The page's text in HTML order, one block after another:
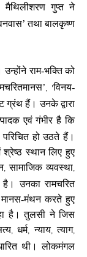
मैथिलीशरण गुप्त ने
तथा बालकृष्ण
राम-भक्ति को
, ’विनय-
ग्रंथ हैं। उनके द्वारा
एवं गंभीर है कि
हो उठते हैं।
स्थान लिए हुए
, सामाजिक व्यवस्था,
उनका रामचरित
मंथन करते हुए
है। तुलसी ने जिस
,धर्म, न्याय,त्याग,
थी। लोकमंगल